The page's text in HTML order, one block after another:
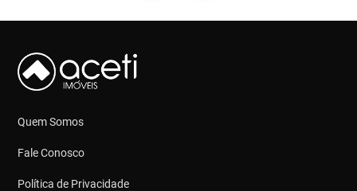
Quem Somos
Fale Conosco
Política de Privacidade